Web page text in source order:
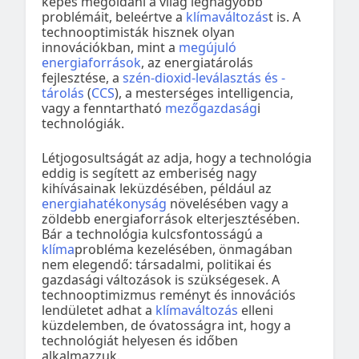
problémáit, beleértve a klímaváltozást is. A
technooptimisták hisznek olyan
innovációkban, mint a megújuló
energiaforrások, az energiatárolás
fejlesztése, a szén-dioxid-leválasztás és -
tárolás (CCS), a mesterséges intelligencia,
vagy a fenntartható mezőgazdasági
technológiák.
Létjogosultságát az adja, hogy a technológia
eddig is segített az emberiség nagy
kihívásainak leküzdésében, például az
energiahatékonyság növelésében vagy a
zöldebb energiaforrások elterjesztésében.
Bár a technológia kulcsfontosságú a
klímaprobléma kezelésében, önmagában
nem elegendő: társadalmi, politikai és
gazdasági változások is szükségesek. A
technooptimizmus reményt és innovációs
lendületet adhat a klímaváltozás elleni
küzdelemben, de óvatosságra int, hogy a
technológiát helyesen és időben